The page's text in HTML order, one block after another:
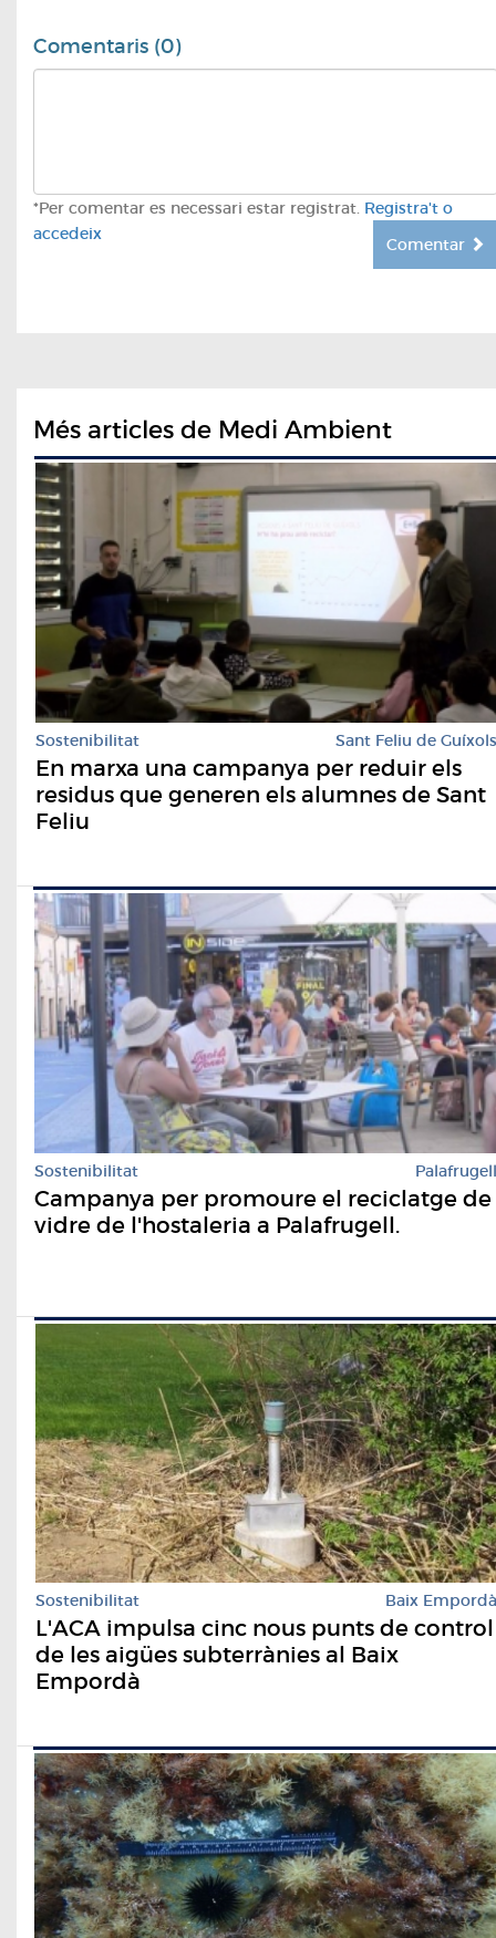
Comentaris (0)
*Per comentar es necessari estar registrat. Registra't o
accedeix
Comentar
Més articles de Medi Ambient
Sostenibilitat Sant Feliu de Guíxols
En marxa una campanya per reduir els
residus que generen els alumnes de Sant
Feliu
Sostenibilitat Palafrugell
Campanya per promoure el reciclatge de
vidre de l'hostaleria a Palafrugell.
Sostenibilitat Baix Empordà
L'ACA impulsa cinc nous punts de control
de les aigües subterrànies al Baix
Empordà